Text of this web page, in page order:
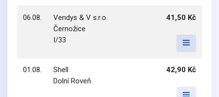
06.08.
Vendys & V s.r.o.
Černožice
I/33
41,50 Kč
01.08.
Shell
Dolní Roveň
42,90 Kč